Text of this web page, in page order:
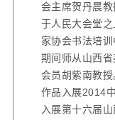
会主席贺丹晨
于人民大会堂
家协会书法培
期间师从山西
会员胡紫南教授
作品入展2014
入展第十六届